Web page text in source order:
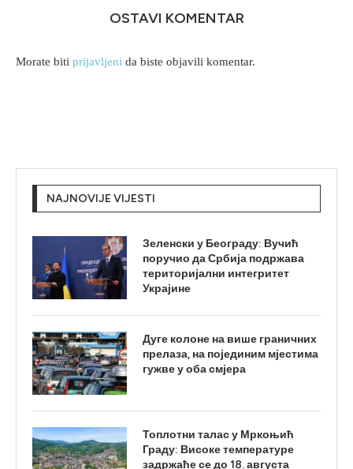
OSTAVI KOMENTAR
Morate biti prijavljeni da biste objavili komentar.
NAJNOVIJE VIJESTI
Зеленски у Београду: Вучић
поручио да Србија подржава
територијални интегритет
Украјине
Дуге колоне на више граничних
прелаза, на појединим мјестима
гужве у оба смјера
Топлотни талас у Мркоњић
Граду: Високе температуре
задржаће се до 18. августа